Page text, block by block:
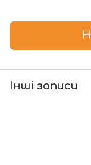
Інші записи